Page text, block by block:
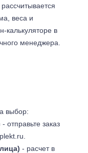
веса и
калькуляторе в
менеджера.
выбор:
- отправьте заказ
- расчет в